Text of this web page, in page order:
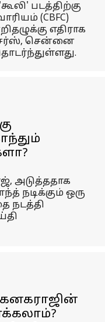
படத்திற்கு
(CBFC)
எதிராக
சென்னை
அடுத்ததாக
நடிக்கும் ஒரு
நடத்தி